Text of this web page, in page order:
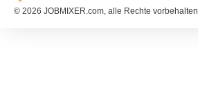
© 2026 JOBMIXER.com, alle Rechte vorbehalten